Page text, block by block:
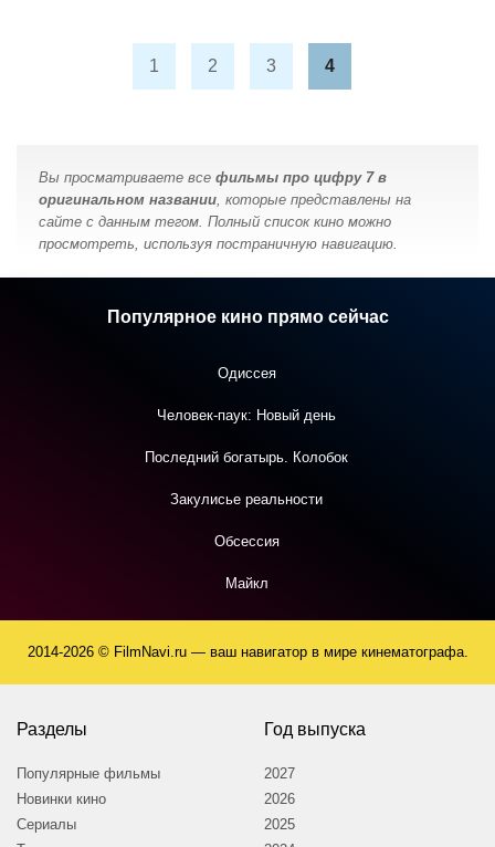
1 2 3 4
Вы просматриваете все фильмы про цифру 7 в
оригинальном названии, которые представлены на
сайте с данным тегом. Полный список кино можно
просмотреть, используя постраничную навигацию.
Популярное кино прямо сейчас
Одиссея
Человек-паук: Новый день
Последний богатырь. Колобок
Закулисье реальности
Обсессия
Майкл
2014-2026 © FilmNavi.ru — ваш навигатор в мире кинематографа.
Разделы
Популярные фильмы
Новинки кино
Сериалы
Год выпуска
2027
2026
2025